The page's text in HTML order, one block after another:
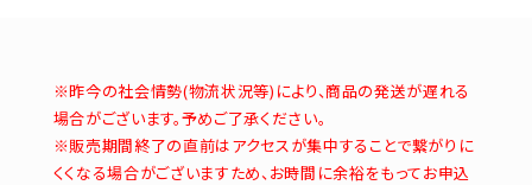
※昨今の社会情勢(物流状況等)により、商品の発送が遅れる
場合がございます。予めご了承ください。
※販売期間終了の直前はアクセスが集中することで繋がりに
くくなる場合がございますため、お時間に余裕をもってお申込